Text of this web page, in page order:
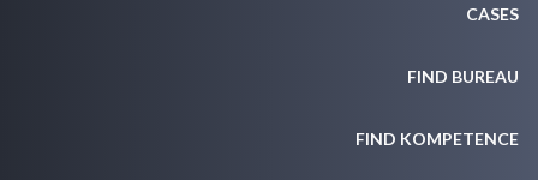
CASES
FIND BUREAU
FIND KOMPETENCE